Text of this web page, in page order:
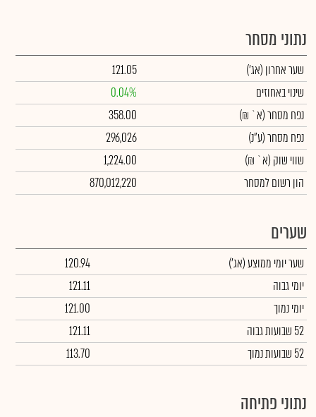
נתוני מסחר
שער אחרון (אג')
121.05
שינוי באחוזים
0.04%
נפח מסחר(א` ₪)
358.00
נפח מסחר(ע"נ)
296,026
שווי שוק (א` ₪)
1,224.00
הון רשום למסחר
870,012,220
שערים
שער יומי ממוצע(אג')
120.94
יומי גבוה
121.11
יומי נמוך
121.00
52 שבועות גבוה
121.11
52 שבועות נמוך
113.70
נתוני פתיחה